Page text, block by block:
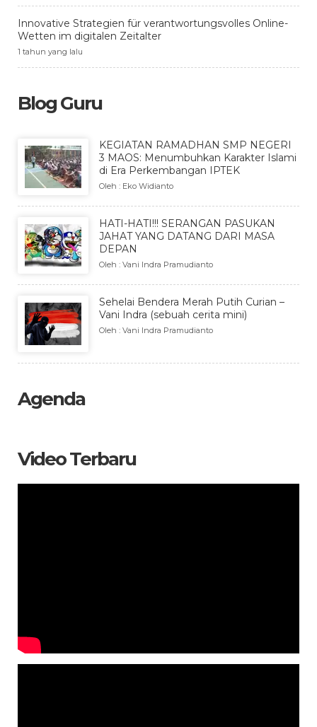
Innovative Strategien für verantwortungsvolles Online-
Wetten im digitalen Zeitalter
1 tahun yang lalu
Blog Guru
KEGIATAN RAMADHAN SMP NEGERI
3 MAOS: Menumbuhkan Karakter Islami
di Era Perkembangan IPTEK
Oleh : Eko Widianto
HATI-HATI!!! SERANGAN PASUKAN
JAHAT YANG DATANG DARI MASA
DEPAN
Oleh : Vani Indra Pramudianto
Sehelai Bendera Merah Putih Curian –
Vani Indra (sebuah cerita mini)
Oleh : Vani Indra Pramudianto
Agenda
Video Terbaru